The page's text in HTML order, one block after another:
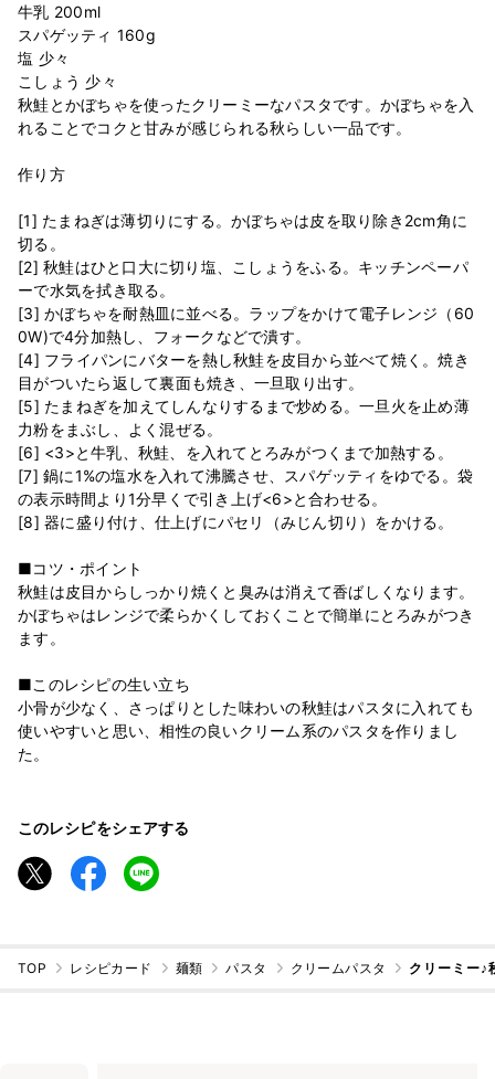
牛乳 200ml
スパゲッティ 160g
塩 少々
こしょう 少々
秋鮭とかぼちゃを使ったクリーミーなパスタです。かぼちゃを入
れることでコクと甘みが感じられる秋らしい一品です。
作り方
[1] たまねぎは薄切りにする。かぼちゃは皮を取り除き2cm角に
切る。
[2] 秋鮭はひと口大に切り塩、こしょうをふる。キッチンペーパ
ーで水気を拭き取る。
[3] かぼちゃを耐熱皿に並べる。ラップをかけて電子レンジ（60
0W)で4分加熱し、フォークなどで潰す。
[4] フライパンにバターを熱し秋鮭を皮目から並べて焼く。焼き
目がついたら返して裏面も焼き、一旦取り出す。
[5] たまねぎを加えてしんなりするまで炒める。一旦火を止め薄
力粉をまぶし、よく混ぜる。
[6] <3>と牛乳、秋鮭、を入れてとろみがつくまで加熱する。
[7] 鍋に1%の塩水を入れて沸騰させ、スパゲッティをゆでる。袋
の表示時間より1分早くで引き上げ<6>と合わせる。
[8] 器に盛り付け、仕上げにパセリ（みじん切り）をかける。
■コツ・ポイント
秋鮭は皮目からしっかり焼くと臭みは消えて香ばしくなります。
かぼちゃはレンジで柔らかくしておくことで簡単にとろみがつき
ます。
■このレシピの生い立ち
小骨が少なく、さっぱりとした味わいの秋鮭はパスタに入れても
使いやすいと思い、相性の良いクリーム系のパスタを作りまし
た。
このレシピをシェアする
TOP レシピカード 麺類 パスタ クリームパスタ クリーミー♪